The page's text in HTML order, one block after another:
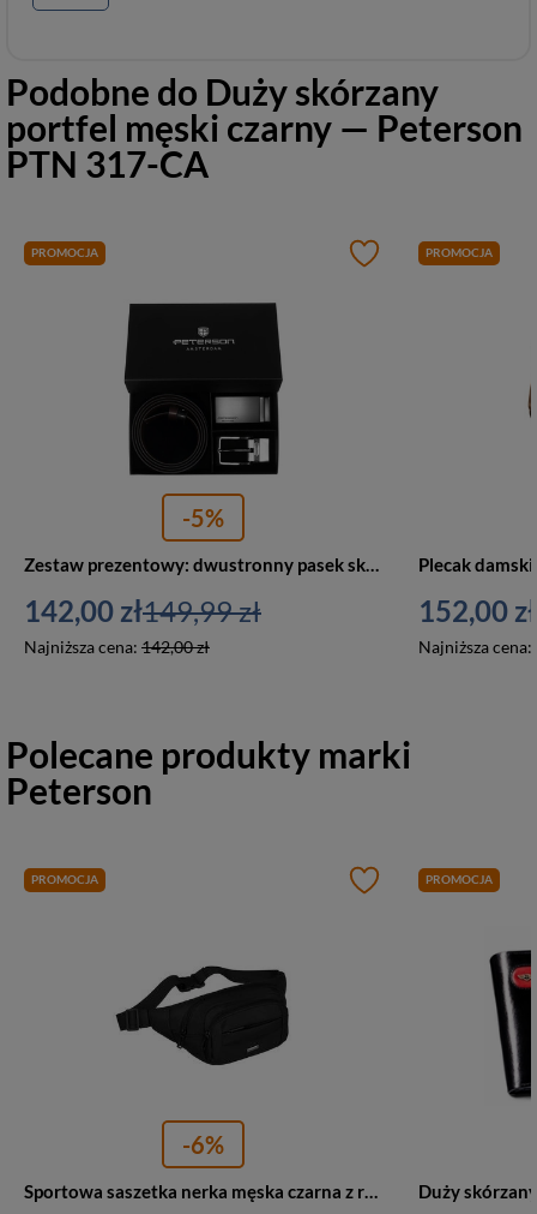
Podobne do Duży skórzany
portfel męski czarny — Peterson
PTN 317-CA
PROMOCJA
-5%
142,00 zł
Najniższa cena: 142,00 zł
149,99 zł
PROMOCJA
152,00 zł
Najniższa cena:
Polecane produkty marki
Peterson
PROMOCJA
-6%
PROMOCJA